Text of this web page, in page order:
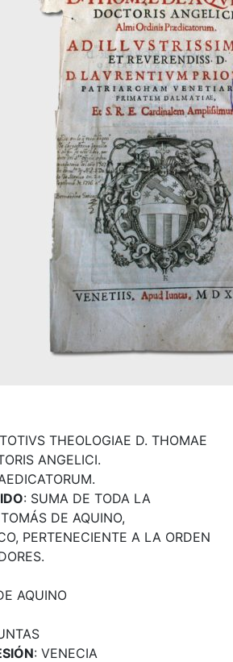
THEOLOGIAE D. THOMAE
ANGELICI.
: SUMA DE TODA LA
DE AQUINO,
PERTENECIENTE A LA ORDEN
AQUINO
: VENECIA